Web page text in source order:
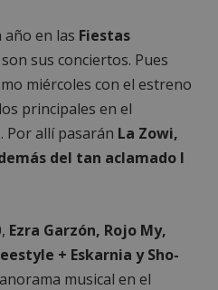
año en las Fiestas
son sus conciertos. Pues
miércoles con el estreno
principales en el
. Por allí pasarán La Zowi,
del tan aclamado I
Ezra Garzón, Rojo My,
+ Eskarnia y Sho-
musical en el